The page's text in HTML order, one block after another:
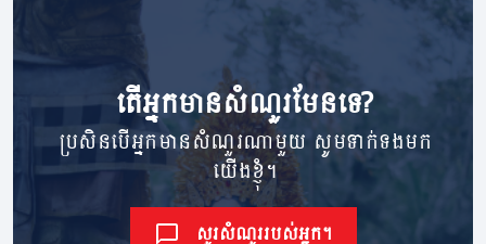
តើ​អ្នក​មាន​សំណួរ​មែនទេ?
ប្រសិនបើអ្នកមានសំណួរណាមួយ សូមទាក់ទងមក
យើងខ្ញុំ។
សួរសំណួររបស់អ្នក។